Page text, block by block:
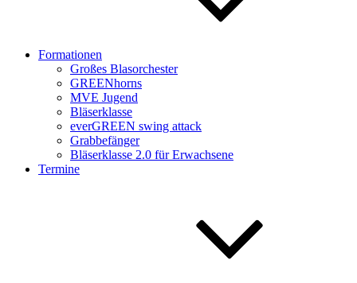
Formationen
Großes Blasorchester
GREENhorns
MVE Jugend
Bläserklasse
everGREEN swing attack
Grabbefänger
Bläserklasse 2.0 für Erwachsene
Termine